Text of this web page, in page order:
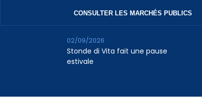
CONSULTER LES MARCHÉS PUBLICS
Stonde di Vita fait une pause
estivale
02/09/2026